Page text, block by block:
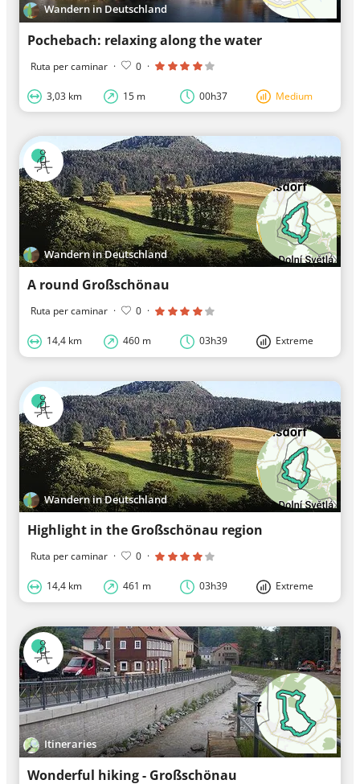
Wandern in Deutschland
Pochebach: relaxing along the water
Ruta per caminar · 0 ·
3,03 km 15 m 00h37 Medium
Wandern in Deutschland
A round Großschönau
Ruta per caminar · 0 ·
14,4 km 460 m 03h39 Extreme
Wandern in Deutschland
Highlight in the Großschönau region
Ruta per caminar · 0 ·
14,4 km 461 m 03h39 Extreme
Itineraries
Wonderful hiking - Großschönau